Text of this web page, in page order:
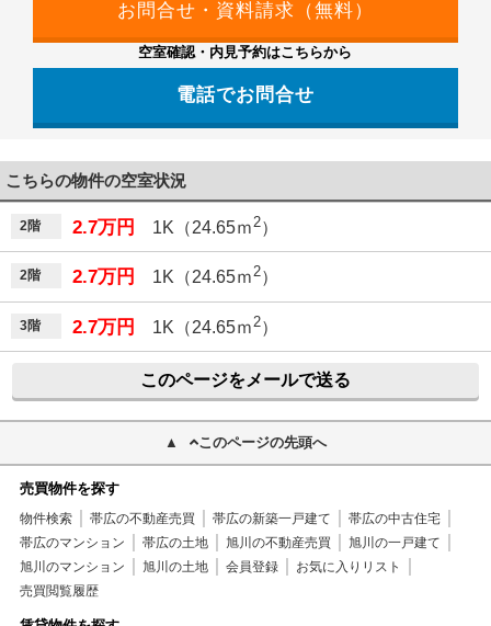
空室確認・内見予約はこちらから
電話でお問合せ
こちらの物件の空室状況
2階 2.7万円 1K（24.65ｍ2）
2階 2.7万円 1K（24.65ｍ2）
3階 2.7万円 1K（24.65ｍ 2）
このページをメールで送る
このページの先頭へ
売買物件を探す
物件検索 帯広の不動産売買 帯広の新築一戸建て
帯広の中古住宅
帯広のマンション
帯広の土地 旭川の不動産売買
旭川の一戸建て
旭川のマンション
旭川の土地 会員登録
お気に入りリスト
売買閲覧履歴